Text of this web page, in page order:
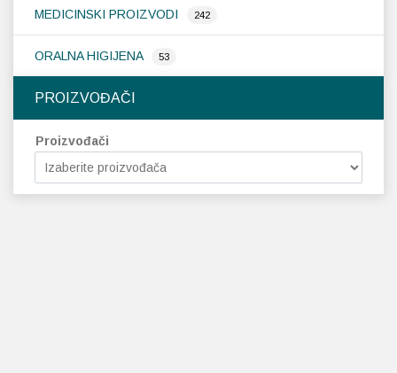
MEDICINSKI PROIZVODI 242
ORALNA HIGIJENA 53
PROIZVOĐAČI
Proizvođači